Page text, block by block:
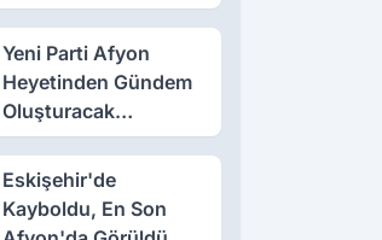
Yeni Parti Afyon
Heyetinden Gündem
Oluşturacak
Açıklamalar
Eskişehir'de
Kayboldu, En Son